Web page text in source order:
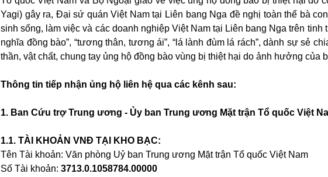
Yagi) gây ra, Đại sứ quán Việt Nam tại Liên bang Nga đề nghị toàn thể bà
sinh sống, làm việc và các doanh nghiệp Việt Nam tại Liên bang Nga trên tinh
nghĩa đồng bào”, “tương thân, tương ái”, “lá lành đùm lá rách”, dành sự sẻ
thần, vật chất, chung tay ủng hộ đồng bào vùng bị thiệt hại do ảnh hưởng của
Thông tin tiếp nhận ủng hộ liên hệ qua các kênh sau:
1. Ban Cứu trợ Trung ương - Ủy ban Trung ương Mặt trận Tổ quốc Việt
1.1. TÀI KHOẢN VNĐ TẠI KHO BẠC:
Tên Tài khoản: Văn phòng Uỷ ban Trung ương Mặt trận Tổ quốc Việt Nam
Số Tài khoản: 3713.0.1058784.00000